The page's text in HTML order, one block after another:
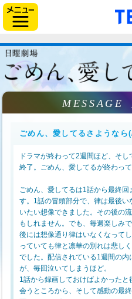
MESSAGE